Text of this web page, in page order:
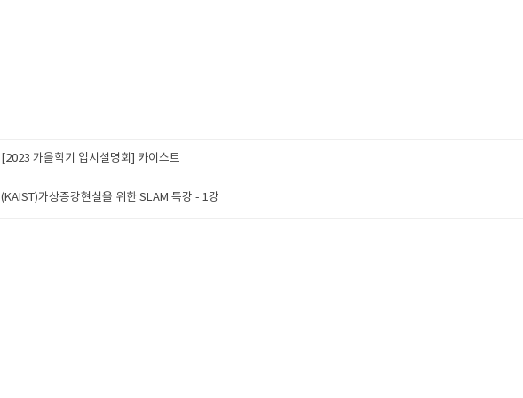
[2023 가을학기 입시설명회] 카이스트
(KAIST)가상증강현실을 위한 SLAM 특강 - 1강